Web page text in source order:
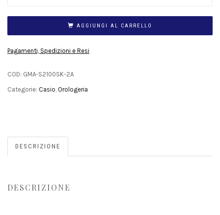
AGGIUNGI AL CARRELLO
Pagamenti, Spedizioni e Resi
COD: GMA-S2100SK-2A
Categorie: Casio Orologeria
DESCRIZIONE
DESCRIZIONE